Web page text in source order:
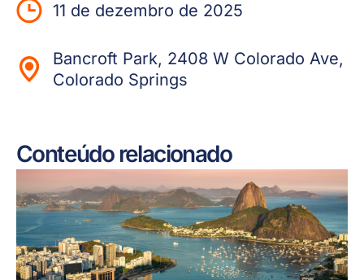
11 de dezembro de 2025
Bancroft Park, 2408 W Colorado Ave,
Colorado Springs
Conteúdo relacionado